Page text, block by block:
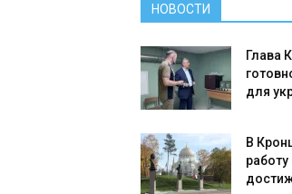
НОВОСТИ
Глава
для
В